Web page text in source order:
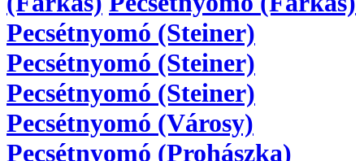
Pecsétnyomó (Steiner)
Pecsétnyomó (Steiner)
Pecsétnyomó (Steiner)
Pecsétnyomó (Városy)
Pecsétnyomó (Prohászka)